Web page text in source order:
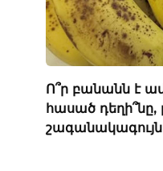
Ո՞ր բանանն է
հասած